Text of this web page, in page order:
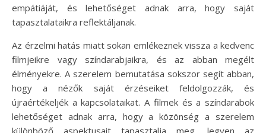
empátiáját, és lehetőséget adnak arra, hogy saját
tapasztalataikra reflektáljanak.
Az érzelmi hatás miatt sokan emlékeznek vissza a kedvenc
filmjeikre vagy színdarabjaikra, és az abban megélt
élményekre. A szerelem bemutatása sokszor segít abban,
hogy a nézők saját érzéseiket feldolgozzák, és
újraértékeljék a kapcsolataikat. A filmek és a színdarabok
lehetőséget adnak arra, hogy a közönség a szerelem
különböző aspektusait tapasztalja meg, legyen az